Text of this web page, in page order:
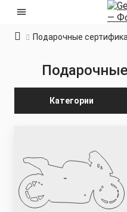
Подарочные
Категории